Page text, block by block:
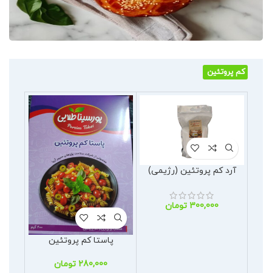
کم پروتئین
آرد کم پروتئین (رژیمی)
تومان
پاستا کم پروتئین
تومان